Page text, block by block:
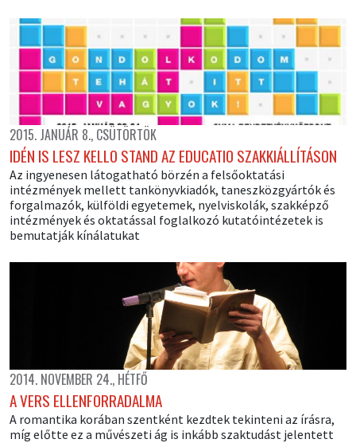
2015. JANUÁR 8., CSÜTÖRTÖK
IDÉN IS LESZ KELLO STAND AZ EDUCATIO SZAKKIÁLLÍTÁSON
Az ingyenesen látogatható börzén a felsőoktatási
intézmények mellett tankönyvkiadók, taneszközgyártók és
forgalmazók, külföldi egyetemek, nyelviskolák, szakképző
intézmények és oktatással foglalkozó kutatóintézetek is
bemutatják kínálatukat
2014. NOVEMBER 24., HÉTFŐ
A VERS ELLENFORRADALMA
A romantika korában szentként kezdtek tekinteni az írásra,
míg előtte ez a művészeti ág is inkább szaktudást jelentett